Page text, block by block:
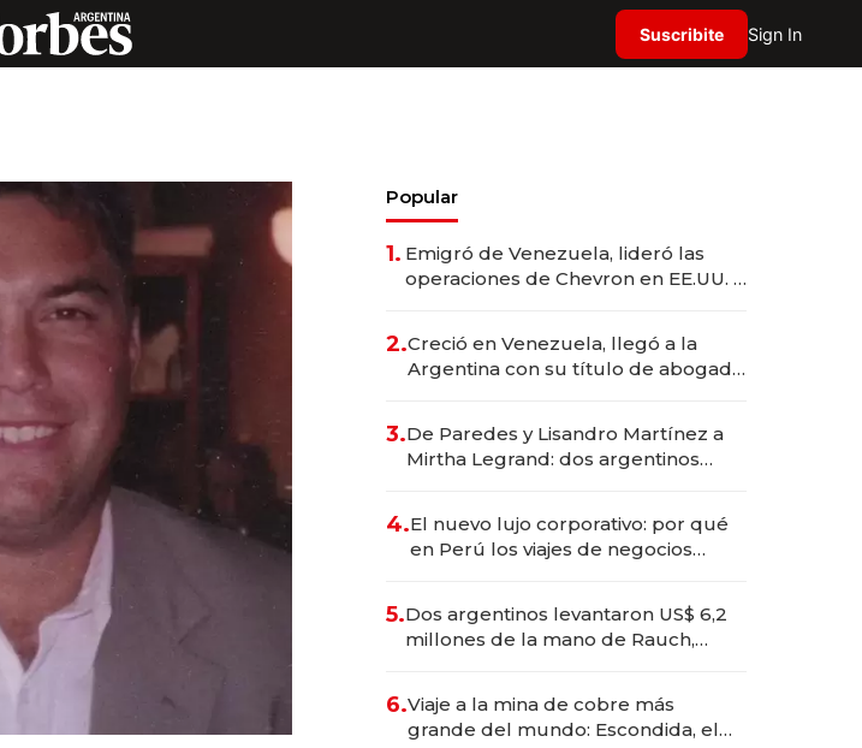
Suscribite Sign In
Popular
1. Emigró de Venezuela, lideró las
operaciones de Chevron en EE.UU. y
2.Creció en Venezuela, llegó a la
Argentina con su título de abogado
marcas "fast premium"
3.De Paredes y Lisandro Martínez a
Mirtha Legrand: dos argentinos
4.El nuevo lujo corporativo: por qué
en Perú los viajes de negocios
transformadoras
5.Dos argentinos levantaron US$ 6,2
millones de la mano de Rauch,
6.Viaje a la mina de cobre más
grande del mundo: Escondida, el